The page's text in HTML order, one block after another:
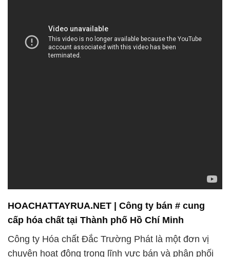
Công ty Hóa chất Đắc Trường Phát là một đơn vị
chuyên hoạt động trong lĩnh vực bán và phân phối
hóa chất. Với sứ mệnh cung cấp các sản phẩm hóa
chất chất lượng cao và đáng tin cậy, chúng tôi cam
kết hỗ trợ quý khách hàng trong mọi nhu cầu về hóa
chất.